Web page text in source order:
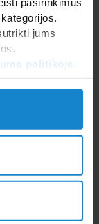
jums
politikoje